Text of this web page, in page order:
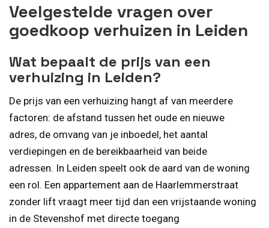
Veelgestelde vragen over
goedkoop verhuizen in Leiden
Wat bepaalt de prijs van een
verhuizing in Leiden?
De prijs van een verhuizing hangt af van meerdere
factoren: de afstand tussen het oude en nieuwe
adres, de omvang van je inboedel, het aantal
verdiepingen en de bereikbaarheid van beide
adressen. In Leiden speelt ook de aard van de woning
een rol. Een appartement aan de Haarlemmerstraat
zonder lift vraagt meer tijd dan een vrijstaande woning
in de Stevenshof met directe toegang